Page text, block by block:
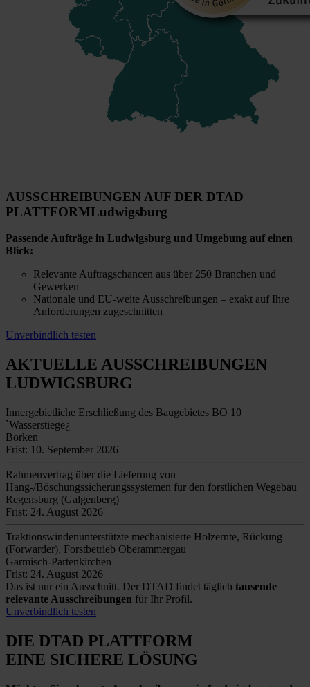
AUSSCHREIBUNGEN AUF DER DTAD
PLATTFORMLudwigsburg
Passende Aufträge in Ludwigsburg und Umgebung auf einen
Blick:
Relevante Auftragschancen aus über 250 Branchen und
Gewerken
Nationale und EU-weite Ausschreibungen – exakt auf Ihre
Anforderungen zugeschnitten
Unverbindlich testen
AKTUELLE AUSSCHREIBUNGEN
LUDWIGSBURG
Innergebietliche Erschließung des Baugebietes BO 10
`Wasserstiege¿
Borken
Frist: 10. September 2026
Rahmenvertrag über die Lieferung von
Hang-/Böschungssicherungssystemen für den forstlichen Wegebau
Regensburg (Galgenberg)
Frist: 24. August 2026
Traktionswindenunterstützte mechanisierte Holzernte, Rückung
(Forwarder), Forstbetrieb Oberammergau
Garmisch-Partenkirchen
Frist: 24. August 2026
Das ist nur ein Ausschnitt. Der DTAD findet täglich tausende
relevante Ausschreibungen für Ihr Profil.
Unverbindlich testen
DIE DTAD PLATTFORM
EINE SICHERE LÖSUNG